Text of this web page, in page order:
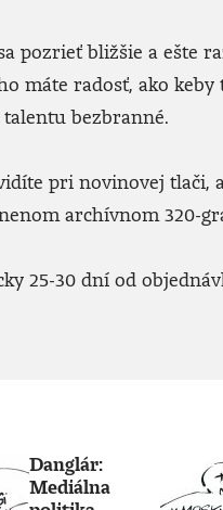
pozrieť bližšie a ešte
máte radosť, ako
bezbranné.
pri novinovej tlači,
archívnom 320-
25-30 dní od
Danglár:
Mediálna